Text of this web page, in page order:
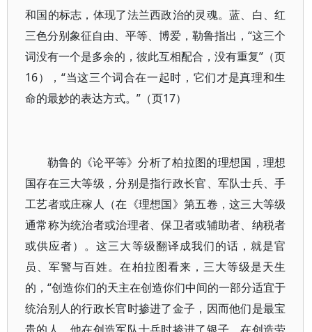
和国的标志，体现了法兰西政治的灵魂。蓝、白、红
三色分别象征自由、平等、博爱，勒鲁指出，“这三个
词没有一个是多余的，彼此互相配合，没有重复”（页
16），“当这三个词合在一起时，它们才是真理和生
命的最妙的表达方式。”（页17）
勒鲁的《论平等》分析了柏拉图的理想国，理想
国存在三大等级，分别是指行政长官、军队士兵、手
工艺者或庄稼人（在《理想国》第五卷，这三大等级
通常称为统治者或治理者、保卫者或辅助者、纳税者
或供应者）。这三大等级翻译成我们的话，就是官
员、军警与百姓。在柏拉图看来，三大等级是天生
的，“创造你们的天主在创造你们中间的一部分适宜于
统治别人的行政长官时掺进了金子，因而他们是最宝